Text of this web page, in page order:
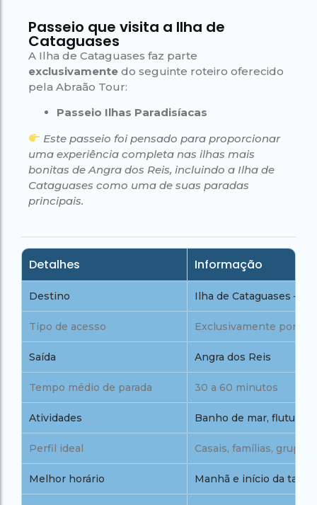
Passeio que visita a Ilha de
Cataguases
A Ilha de Cataguases faz parte
exclusivamente do seguinte roteiro oferecido
pela Abraão Tour:
Passeio Ilhas Paradisíacas
Este passeio foi pensado para proporcionar
uma experiência completa nas ilhas mais
bonitas de Angra dos Reis, incluindo a Ilha de
Cataguases como uma de suas paradas
principais.
Detalhes Informação
Destino Ilha de Cataguases –
Tipo de acesso Exclusivamente por
Saída Angra dos Reis
Tempo médio de parada 30 a 60 minutos
Atividades Banho de mar,
Perfil ideal Casais, famílias, grupos
Melhor horário Manhã e início da tarde